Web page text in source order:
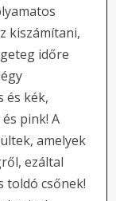
kiszámítani,
időre
és kék,
pink! A
amelyek
ezáltal
toldó csőnek!